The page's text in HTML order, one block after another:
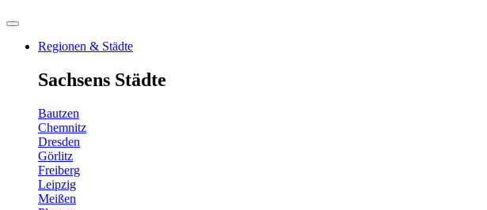
Regionen & Städte
Sachsens Städte
Bautzen
Chemnitz
Dresden
Görlitz
Freiberg
Leipzig
Meißen